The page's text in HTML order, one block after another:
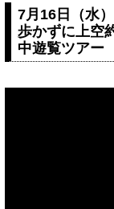
7月16日（水）
歩かずに上空
中遊覧ツアー